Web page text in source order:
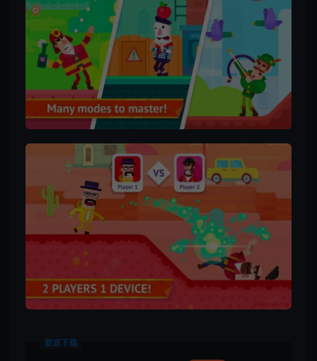
资源下载